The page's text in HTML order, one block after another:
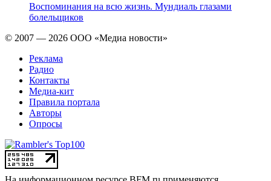
Воспоминания на всю жизнь. Мундиаль глазами
болельщиков
© 2007 — 2026 ООО «Медиа новости»
Реклама
Радио
Контакты
Медиа-кит
Правила портала
Авторы
Опросы